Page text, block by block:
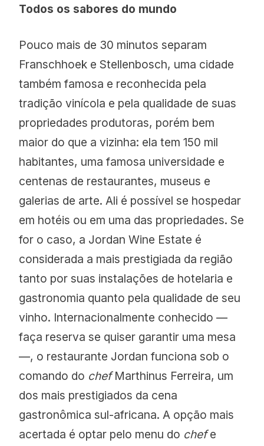
Todos os sabores do mundo
Pouco mais de 30 minutos separam
Franschhoek e Stellenbosch, uma cidade
também famosa e reconhecida pela
tradição vinícola e pela qualidade de suas
propriedades produtoras, porém bem
maior do que a vizinha: ela tem 150 mil
habitantes, uma famosa universidade e
centenas de restaurantes, museus e
galerias de arte. Ali é possível se hospedar
em hotéis ou em uma das propriedades. Se
for o caso, a Jordan Wine Estate é
considerada a mais prestigiada da região
tanto por suas instalações de hotelaria e
gastronomia quanto pela qualidade de seu
vinho. Internacionalmente conhecido —
faça reserva se quiser garantir uma mesa
—, o restaurante Jordan funciona sob o
comando do chefMarthinus Ferreira, um
dos mais prestigiados da cena
gastronômica sul-africana. A opção mais
acertada é optar pelo menu do chefe